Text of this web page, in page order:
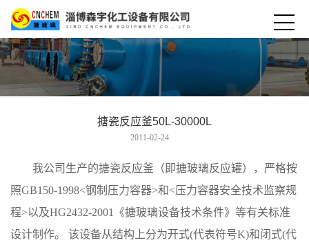
搪瓷反应釜50L-30000L
2011-02-24
我公司生产的搪瓷反应釜（即搪玻璃反应罐），严格按
照GB150-1998<钢制压力容器>和<压力容器安全技术监察规
程>以及HG2432-2001《搪玻璃设备技术条件》等有关标准
设计制作。 该设备从结构上分为开式(代表符号K)和闭式(代